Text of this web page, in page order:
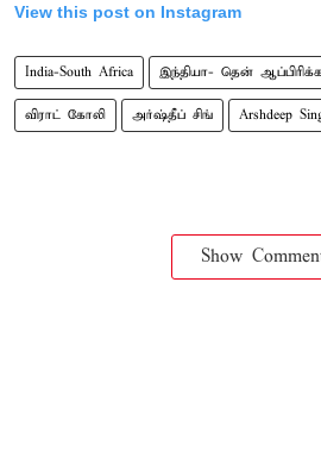
View this post on Instagram
India-South Africa இந்தியா- தென்
விராட் கோலி அர்ஷ்தீப் சிங் Arshdeep
Show